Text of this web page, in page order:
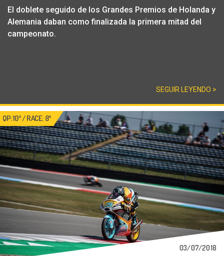
El doblete seguido de los Grandes Premios de Holanda y
Alemania daban como finalizada la primera mitad del
campeonato.
SEGUIR LEYENDO >
QP: 10º / RACE: 8º
03/07/2018